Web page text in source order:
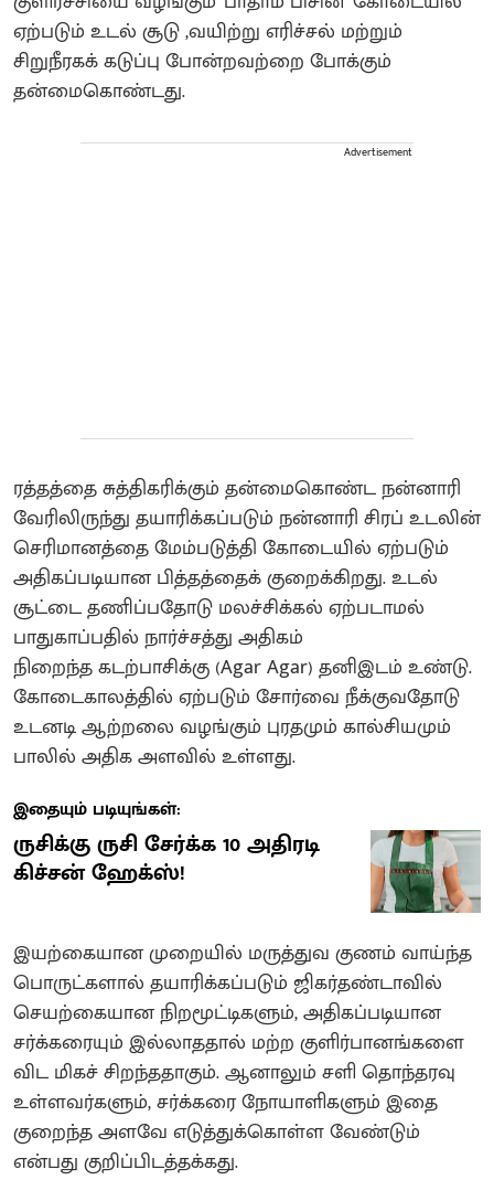
ஏற்படும் உடல் சூடு ,வயிற்று எரிச்சல் மற்றும்
சிறுநீரகக் கடுப்பு போன்றவற்றை போக்கும்
தன்மைகொண்டது.
Advertisement
ரத்தத்தை சுத்திகரிக்கும் தன்மைகொண்ட நன்னாரி
வேரிலிருந்து தயாரிக்கப்படும் நன்னாரி சிரப் உடலின்
செரிமானத்தை மேம்படுத்தி கோடையில் ஏற்படும்
அதிகப்படியான பித்தத்தைக் குறைக்கிறது. உடல்
சூட்டை தணிப்பதோடு மலச்சிக்கல் ஏற்படாமல்
பாதுகாப்பதில் நார்ச்சத்து அதிகம்
நிறைந்த கடற்பாசிக்கு (Agar Agar) தனிஇடம் உண்டு.
கோடைகாலத்தில் ஏற்படும் சோர்வை நீக்குவதோடு
உடனடி ஆற்றலை வழங்கும் புரதமும் கால்சியமும்
பாலில் அதிக அளவில் உள்ளது.
இதையும் படியுங்கள்:
ருசிக்கு ருசி சேர்க்க 10 அதிரடி
கிச்சன் ஹேக்ஸ்!
இயற்கையான முறையில் மருத்துவ குணம் வாய்ந்த
பொருட்களால் தயாரிக்கப்படும் ஜிகர்தண்டாவில்
செயற்கையான நிறமூட்டிகளும், அதிகப்படியான
சர்க்கரையும் இல்லாததால் மற்ற குளிர்பானங்களை
விட மிகச் சிறந்ததாகும். ஆனாலும் சளி தொந்தரவு
உள்ளவர்களும், சர்க்கரை நோயாளிகளும் இதை
குறைந்த அளவே எடுத்துக்கொள்ள வேண்டும்
என்பது குறிப்பிடத்தக்கது.